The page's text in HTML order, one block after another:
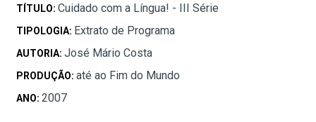
TÍTULO: Cuidado com a Língua! - III Série
TIPOLOGIA: Extrato de Programa
AUTORIA: José Mário Costa
PRODUÇÃO: até ao Fim do Mundo
ANO: 2007